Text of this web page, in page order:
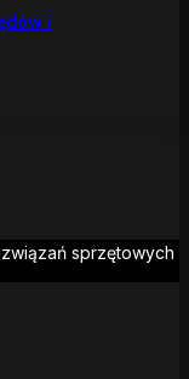
i
sprzętowych